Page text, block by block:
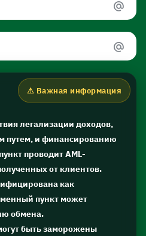
легализации доходов,
путем, и финансированию
проводит AML-
от клиентов.
как
пункт может
обмена.
быть заморожены